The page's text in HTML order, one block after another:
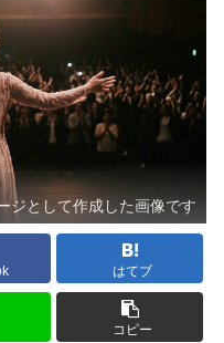
ジとして作成した画像です
はてブ
コピー